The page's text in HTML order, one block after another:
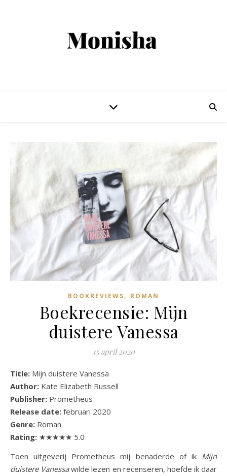
BOOKREVIEWS, ROMAN
Boekrecensie: Mijn
duistere Vanessa
15 april 2020
Title: Mijn duistere Vanessa
Author: Kate Elizabeth Russell
Publisher: Prometheus
Release date: februari 2020
Genre: Roman
Rating: ★★★★★ 5.0
Toen uitgeverij Prometheus mij benaderde of ik Mijn
duistere Vanessawilde lezen en recenseren, hoefde ik daar